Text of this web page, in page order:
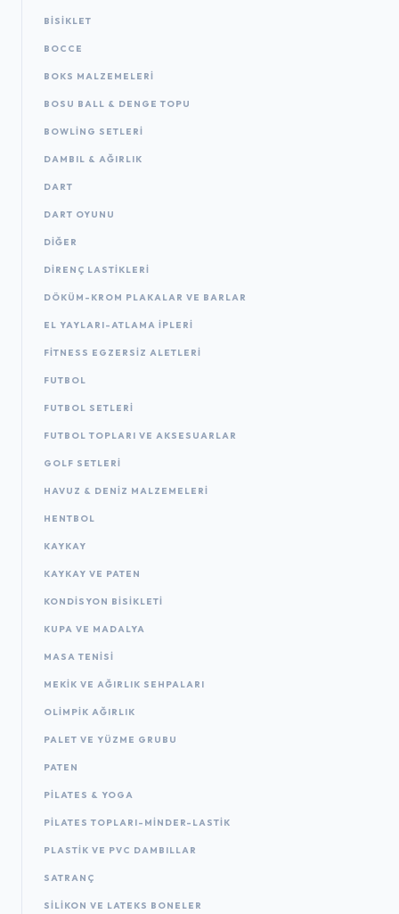
BISIKLET
BOCCE
BOKS MALZEMELERI
BOSU BALL & DENGE TOPU
BOWLING SETLERI
DAMBIL & AĞIRLIK
DART
DART OYUNU
DIĞER
DIRENÇ LASTIKLERI
DÖKÜM-KROM PLAKALAR VE BARLAR
EL YAYLARI-ATLAMA IPLERI
FITNESS EGZERSIZ ALETLERI
FUTBOL
FUTBOL SETLERI
FUTBOL TOPLARI VE AKSESUARLAR
GOLF SETLERI
HAVUZ & DENIZ MALZEMELERI
HENTBOL
KAYKAY
KAYKAY VE PATEN
KONDISYON BISIKLETI
KUPA VE MADALYA
MASA TENISI
MEKIK VE AĞIRLIK SEHPALARI
OLIMPIK AĞIRLIK
PALET VE YÜZME GRUBU
PATEN
PILATES & YOGA
PILATES TOPLARI-MINDER-LASTIK
PLASTIK VE PVC DAMBILLAR
SATRANÇ
SILIKON VE LATEKS BONELER